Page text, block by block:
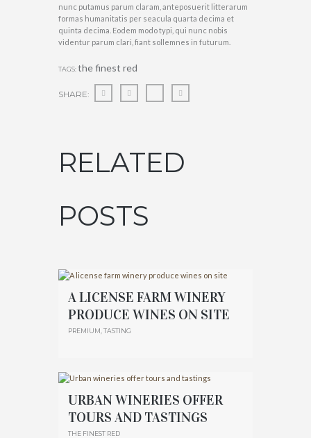
nunc putamus parum claram, anteposuerit litterarum
formas humanitatis per seacula quarta decima et
quinta decima. Eodem modo typi, qui nunc nobis
videntur parum clari, fiant sollemnes in futurum.
TAGS:the finest red
SHARE:
RELATED
POSTS
A LICENSE FARM WINERY
PRODUCE WINES ON SITE
PREMIUM TASTING
URBAN WINERIES OFFER
TOURS AND TASTINGS
THE FINEST RED